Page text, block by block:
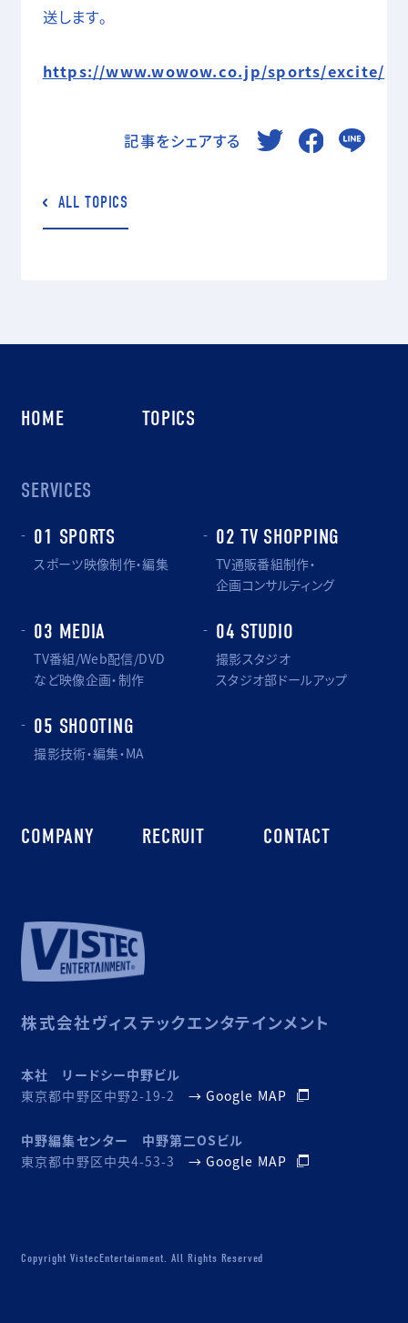
送します。
https://www.wowow.co.jp/sports/excite/
記事をシェアする
ALL TOPICS
HOME TOPICS
SERVICES
01 SPORTS
スポーツ映像制作・編集
02 TV SHOPPING
TV通販番組制作・
企画コンサルティング
03 MEDIA
TV番組/Web配信/DVD
など映像企画・制作
04 STUDIO
撮影スタジオ
スタジオ部ドールアップ
05 SHOOTING
撮影技術・編集・MA
COMPANY RECRUIT CONTACT
株式会社ヴィステックエンタテインメント
本社 リードシー中野ビル
東京都中野区中野2-19-2→ Google MAP
中野編集センター 中野第二OSビル
東京都中野区中央4-53-3→ Google MAP
Copyright VistecEntertainment. All Rights Reserved